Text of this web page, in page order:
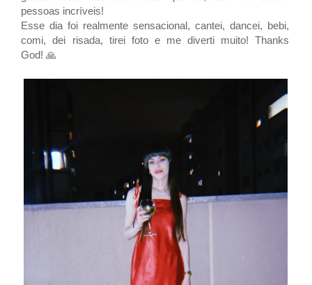
pessoas incríveis!
Esse dia foi realmente sensacional, cantei, dancei, bebi,
comi, dei risada, tirei foto e me diverti muito! Thanks
God! 🙏